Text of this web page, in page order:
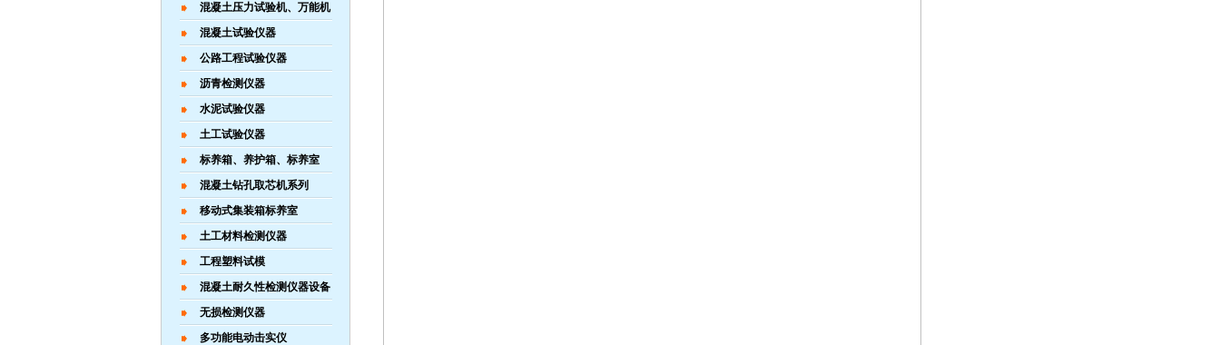
混凝土压力试验机、万能机
混凝土试验仪器
公路工程试验仪器
沥青检测仪器
水泥试验仪器
土工试验仪器
标养箱、养护箱、标养室
混凝土钻孔取芯机系列
移动式集装箱标养室
土工材料检测仪器
工程塑料试模
混凝土耐久性检测仪器设备
无损检测仪器
多功能电动击实仪